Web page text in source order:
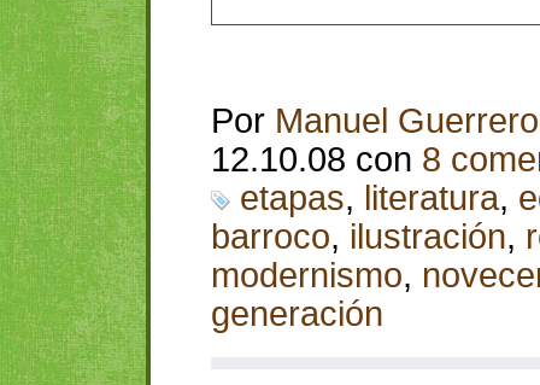
Por Manuel Guerrero
12.10.08 con 8
etapas, literatura,
barroco, ilustración,
modernismo,
generación